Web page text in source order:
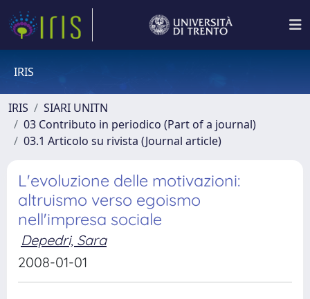
IRIS
IRIS
SIARI UNITN
03 Contributo in periodico (Part of a journal)
03.1 Articolo su rivista (Journal article)
L'evoluzione delle motivazioni:
altruismo verso egoismo
nell'impresa sociale
Depedri, Sara
2008-01-01